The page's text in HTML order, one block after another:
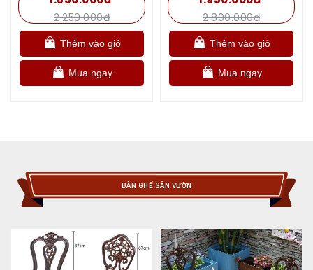
2.250.000đ
Thêm vào giỏ
Mua ngay
2.800.000đ
Thêm vào giỏ
Mua ngay
BÀN GHẾ SÂN VƯỜN